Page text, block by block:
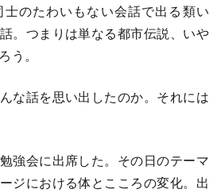
のたわいもない会話で出る類い
。つまりは単なる都市伝説、いや
う。
な話を思い出したのか。それには
強会に出席した。その日のテーマ
ジにおける体とこころの変化。出